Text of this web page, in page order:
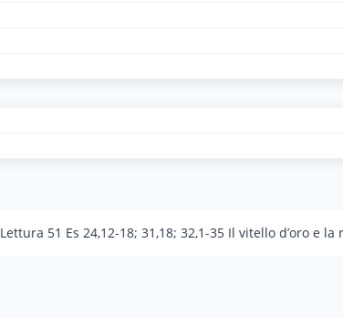
Lettura 51 Es 24,12-18; 31,18; 32,1-35 Il vitello d’oro e